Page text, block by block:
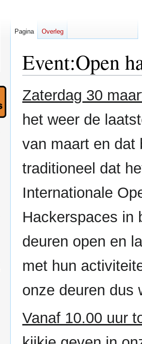
Event:Open
Naar
navigatie
Naar
zoeken
Zaterdag 30
het weer de
van maart en dat
traditioneel dat
Internationale
Hackerspaces in
deuren open en
met hun
onze deuren dus
Vanaf 10.00 uur
Pagina Overleg